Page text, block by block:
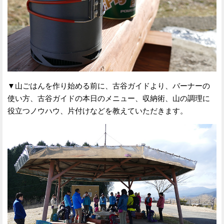
▼山ごはんを作り始める前に、古谷ガイドより、バーナーの
使い方、古谷ガイドの本日のメニュー、収納術、山の調理に
役立つノウハウ、片付けなどを教えていただきます。